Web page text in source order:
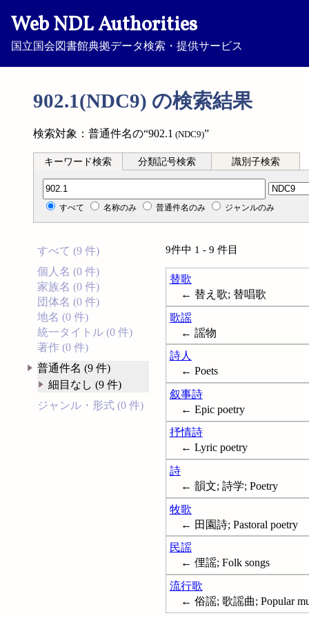
Web NDL Authorities
国立国会図書館典拠データ検索・提供サービス
902.1(NDC9) の検索結果
検索対象：普通件名の“902.1 (NDC9)”
キーワード検索 分類記号検索 識別子検索
分類記号検索
すべて 名称のみ 普通件名のみ ジャンルのみ
すべて (9 件)
個人名 (0 件)
家族名 (0 件)
団体名 (0 件)
地名 (0 件)
統一タイトル (0 件)
著作 (0 件)
普通件名 (9 件)
細目なし (9 件)
ジャンル・形式 (0 件)
9件中 1 - 9 件目
替歌
← 替え歌; 替唱歌
歌謡
← 謡物
詩人
← Poets
叙事詩
← Epic poetry
抒情詩
← Lyric poetry
詩
← 韻文; 詩学; Poetry
牧歌
← 田園詩; Pastoral poetry
民謡
← 俚謡; Folk songs
流行歌
← 俗謡; 歌謡曲; Popular